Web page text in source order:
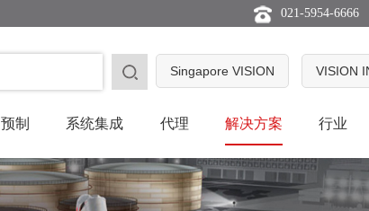
021-5954-6666
Singapore VISION VISION
预制 系统集成 代理 解决方案 行业